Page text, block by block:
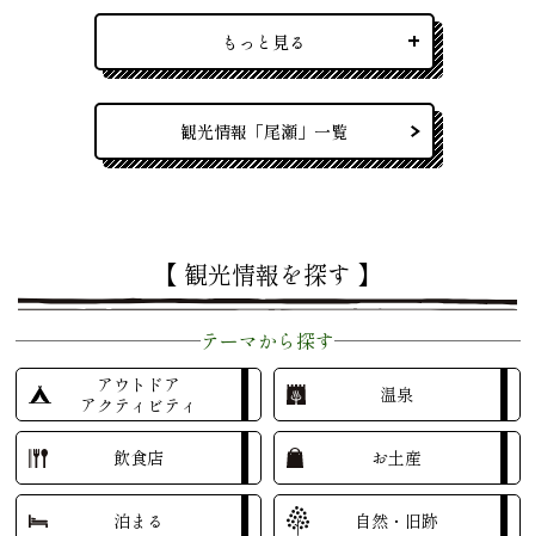
もっと見る
観光情報「尾瀬」一覧
【 観光情報を探す 】
テーマから探す
アウトドア
アクティビティ
温泉
泊まる 自然・旧跡
飲食店 お土産